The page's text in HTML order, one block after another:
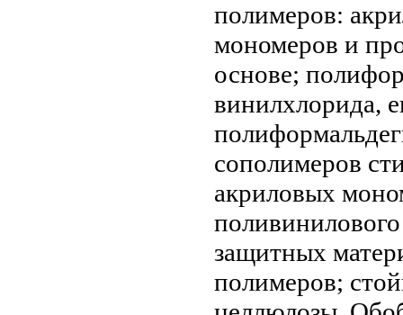
полимеров:
мономеров и
основе;
винилхлорида,
сополимеров
акриловых
защитных
полимеров;